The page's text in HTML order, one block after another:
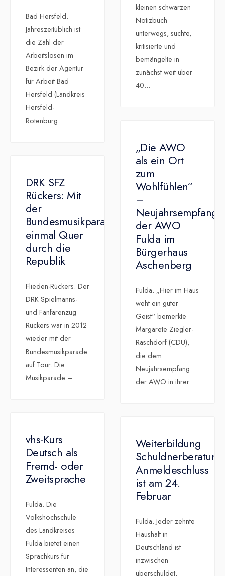
kleinen schwarzen
Notizbuch
unterwegs, suchte,
kritisierte und
bemängelte in
zunächst weit über
40...
Bad Hersfeld.
Jahreszeitüblich ist
die Zahl der
Arbeitslosen im
Bezirk der Agentur
für Arbeit Bad
Hersfeld (Landkreis
Hersfeld-
Rotenburg...
„Die AWO
als ein Ort
zum
Wohlfühlen“
–
Neujahrsempfang
der AWO
Fulda im
Bürgerhaus
Aschenberg
Fulda. „Hier im Haus
weht ein guter
Geist“ bemerkte
Margarete Ziegler-
Raschdorf (CDU),
die dem
Neujahrsempfang
der AWO in ihrer...
DRK SFZ
Rückers: Mit
der
Bundesmusikparade
einmal Quer
durch die
Republik
Flieden-Rückers. Der
DRK Spielmanns-
und Fanfarenzug
Rückers war in 2012
wieder mit der
Bundesmusikparade
auf Tour. Die
Musikparade –...
vhs-Kurs
Deutsch als
Fremd- oder
Zweitsprache
Fulda. Die
Volkshochschule
des Landkreises
Fulda bietet einen
Sprachkurs für
Interessenten an, die
Weiterbildung
Schuldnerberatung
Anmeldeschluss
ist am 24.
Februar
Fulda. Jeder zehnte
Haushalt in
Deutschland ist
inzwischen
überschuldet,